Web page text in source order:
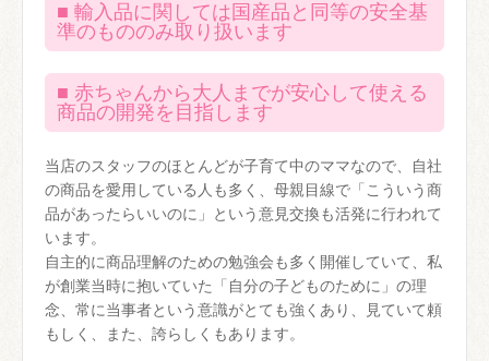
■ 輸入品に関しては国産品と同等の安全基
準のもののみ取り扱います
■ 赤ちゃんから大人までが安心して使える
商品の開発を目指します
当店のスタッフのほとんどが子育て中のママなので、自社
の商品を愛用している人も多く、母親目線で「こういう商
品があったらいいのに」という意見交換も活発に行われて
います。
自主的に商品理解のための勉強会も多く開催していて、私
が創業当時に抱いていた「自分の子どものために」の理
念、常に当事者という意識がとても強くあり、見ていて頼
もしく、また、誇らしくもあります。